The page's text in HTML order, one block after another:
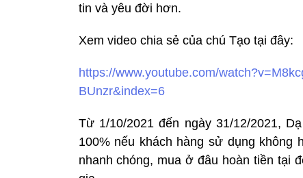
tin và yêu đời hơn.
Xem video chia sẻ của chú Tạo tại đây:
https://www.youtube.com/
BUnzr&index=6
Từ 1/10/2021 đến ngày 31/12/2021,
100% nếu khách hàng sử dụng không
nhanh chóng, mua ở đâu hoàn tiền tại